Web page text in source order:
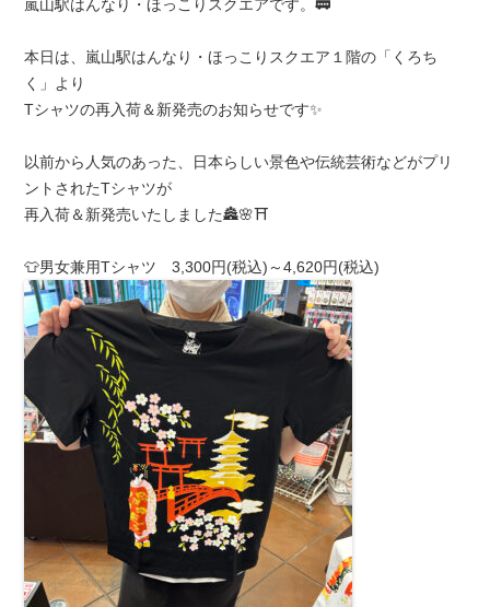
嵐山駅はんなり・ほっこりスクエアです。🚃
本日は、嵐山駅はんなり・ほっこりスクエア１階の「くろち
く」より
Tシャツの再入荷＆新発売のお知らせです✨
以前から人気のあった、日本らしい景色や伝統芸術などがプリ
ントされたTシャツが
再入荷＆新発売いたしました🏯🌸⛩
👕男女兼用Tシャツ 3,300円(税込)～4,620円(税込)